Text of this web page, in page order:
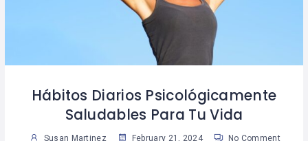
Hábitos Diarios Psicológicamente
Saludables Para Tu Vida
Susan Martinez February 21, 2024 No Comment